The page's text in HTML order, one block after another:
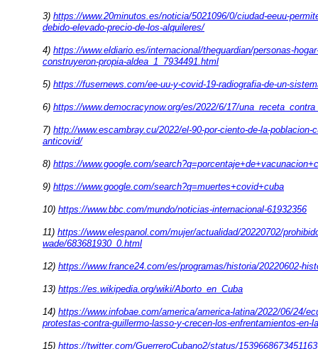
3) https://www.20minutos.es/noticia/5021096/0/ciudad-eeuu-
debido-elevado-precio-de-los-alquileres/
4) https://www.eldiario.es/internacional/theguardian/personas-
construyeron-propia-aldea_1_7934491.html
5) https://fusernews.com/ee-uu-y-covid-19-radiografia-de-un-
6) https://www.democracynow.org/es/2022/6/17/
7) http://www.escambray.cu/2022/el-90-por-ciento-de-la-
anticovid/
8) https://www.google.com/
9) https://www.google.com/search?q=muertes+covid+cuba
10) https://www.bbc.com/mundo/noticias-internacional-61932356
11) https://www.elespanol.com/mujer/actualidad/20220702/
wade/683681930_0.html
12) https://www.france24.com/es/programas/historia/20220602-
13) https://es.wikipedia.org/wiki/Aborto_en_Cuba
14) https://www.infobae.com/america/america-latina/2022/06/24/
protestas-contra-guillermo-lasso-y-crecen-los-enfrentamientos-en-
15) https://twitter.com/GuerreroCubano2/status/